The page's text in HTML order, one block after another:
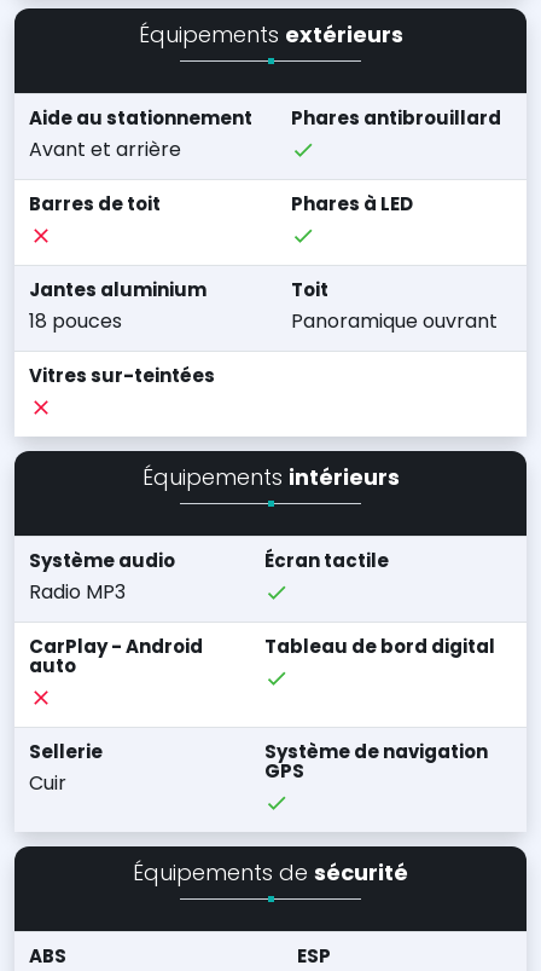
Équipements extérieurs
Aide au stationnement
Avant et arrière
Phares antibrouillard
Barres de toit Phares à LED
Jantes aluminium
18 pouces
Toit
Panoramique ouvrant
Vitres sur-teintées
Équipements intérieurs
Système audio
Radio MP3
Écran tactile
CarPlay - Android
auto
Tableau de bord digital
Sellerie
Cuir
Système de navigation
GPS
Équipements de sécurité
ABS ESP